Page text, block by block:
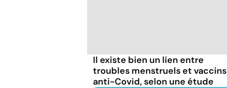
Il existe bien un lien entre
troubles menstruels et vaccins
anti-Covid, selon une étude